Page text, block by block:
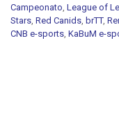
Campeonato League of
Stars Red Canids brTT,
CNB e-sports KaBuM e-